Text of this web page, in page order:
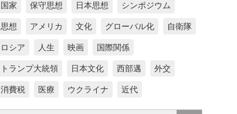
国家 保守思想 日本思想 シンポジウム
思想 アメリカ 文化 グローバル化 自衛隊
ロシア 人生 映画 国際関係
トランプ大統領 日本文化 西部邁 外交
消費税 医療 ウクライナ 近代